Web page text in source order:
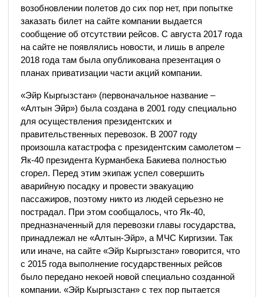
возобновлении полетов до сих пор нет, при попытке
заказать билет на сайте компании выдается
сообщение об отсутствии рейсов. С августа 2017 года
на сайте не появлялись новости, и лишь в апреле
2018 года там была опубликована презентация о
планах приватизации части акций компании.
«Эйр Кыргызстан» (первоначальное название –
«Алтын Эйр») была создана в 2001 году специально
для осуществления президентских и
правительственных перевозок. В 2007 году
произошла катастрофа с президентским самолетом –
Як-40 президента Курманбека Бакиева полностью
сгорел. Перед этим экипаж успел совершить
аварийную посадку и провести эвакуацию
пассажиров, поэтому никто из людей серьезно не
пострадал. При этом сообщалось, что Як-40,
предназначенный для перевозки главы государства,
принадлежал не «Алтын-Эйр», а МЧС Киргизии. Так
или иначе, на сайте «Эйр Кыргызстан» говорится, что
с 2015 года выполнение государственных рейсов
было передано некоей новой специально созданной
компании. «Эйр Кыргызстан» с тех пор пытается